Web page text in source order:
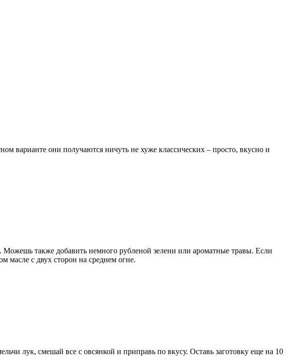
варианте они получаются ничуть не хуже классических – просто, вкусно и
также добавить немного рубленой зелени или ароматные травы. Если
масле с двух сторон на среднем огне.
лук, смешай все с овсянкой и приправь по вкусу. Оставь заготовку еще на 10